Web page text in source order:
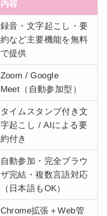
内容
録音・文字起こし・要
約など主要機能を無料
で提供
Zoom / Google
Meet（自動参加型）
タイムスタンプ付き文
字起こし / AIによる要
約付き
自動参加・完全ブラウ
ザ完結・複数言語対応
（日本語もOK）
Chrome拡張＋Web管